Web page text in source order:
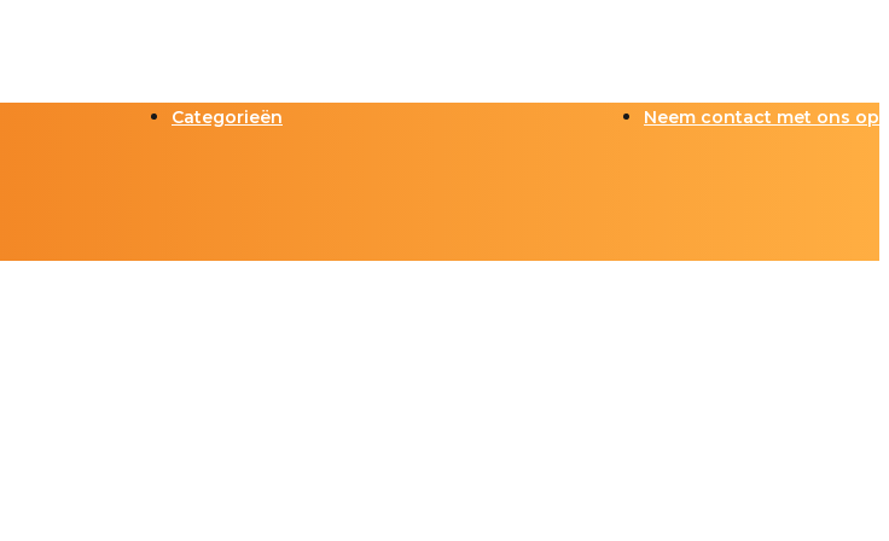
Categorieën Neem contact met ons op